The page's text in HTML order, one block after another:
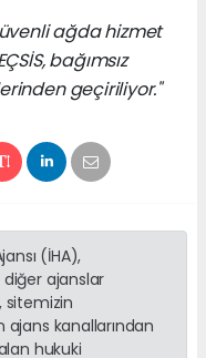
ağda hizmet
bağımsız
geçiriliyor."
(İHA),
diğer ajanslar
sitemizin
kanallarından
hukuki